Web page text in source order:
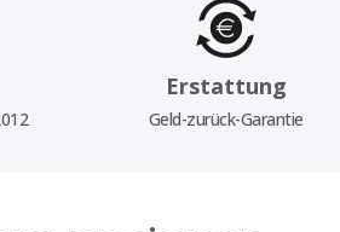
Erstattung
Geld-zurück-Garantie